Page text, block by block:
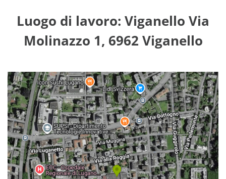
Luogo di lavoro: Viganello Via
Molinazzo 1, 6962 Viganello